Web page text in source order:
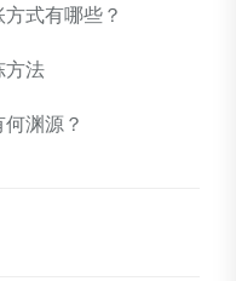
式有哪些？
方法
渊源？